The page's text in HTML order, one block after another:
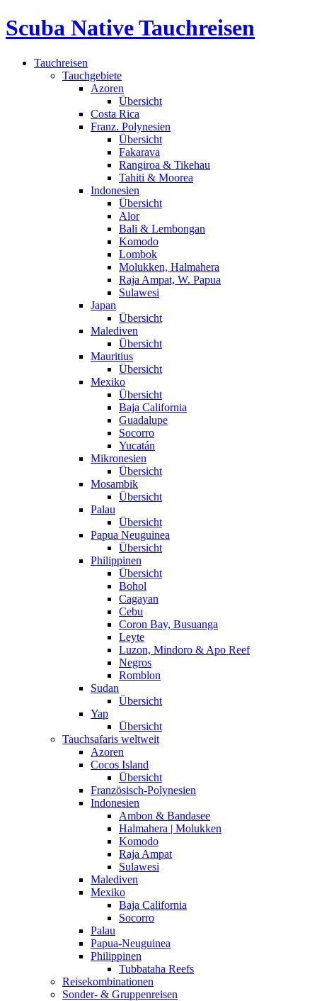
Scuba Native Tauchreisen
Tauchreisen
Tauchgebiete
Azoren
Übersicht
Costa Rica
Franz. Polynesien
Übersicht
Fakarava
Rangiroa & Tikehau
Tahiti & Moorea
Indonesien
Übersicht
Alor
Bali & Lembongan
Komodo
Lombok
Molukken, Halmahera
Raja Ampat, W. Papua
Sulawesi
Japan
Übersicht
Malediven
Übersicht
Mauritius
Übersicht
Mexiko
Übersicht
Baja California
Guadalupe
Socorro
Yucatán
Mikronesien
Übersicht
Mosambik
Übersicht
Palau
Übersicht
Papua Neuguinea
Übersicht
Philippinen
Übersicht
Bohol
Cagayan
Cebu
Coron Bay, Busuanga
Leyte
Luzon, Mindoro & Apo Reef
Negros
Romblon
Sudan
Übersicht
Yap
Übersicht
Tauchsafaris weltweit
Azoren
Cocos Island
Übersicht
Französisch-Polynesien
Indonesien
Ambon & Bandasee
Halmahera | Molukken
Komodo
Raja Ampat
Sulawesi
Malediven
Mexiko
Baja California
Socorro
Palau
Papua-Neuguinea
Philippinen
Tubbataha Reefs
Reisekombinationen
Sonder- & Gruppenreisen